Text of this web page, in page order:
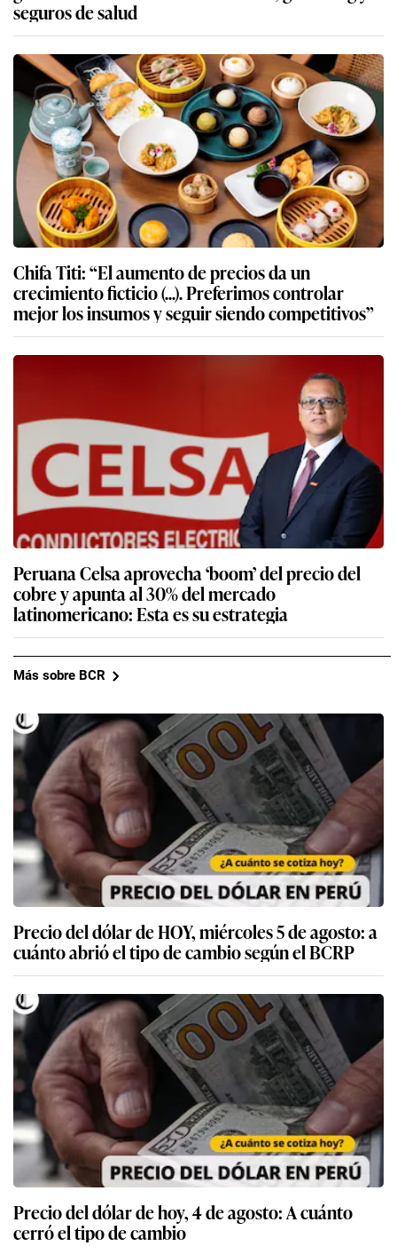
seguros de salud
Chifa Titi: “El aumento de precios da un
crecimiento ficticio (...). Preferimos controlar
mejor los insumos y seguir siendo competitivos”
Peruana Celsa aprovecha ‘boom’ del precio del
cobre y apunta al 30% del mercado
latinomericano: Esta es su estrategia
Más sobre BCR
Precio del dólar de HOY, miércoles 5 de agosto: a
cuánto abrió el tipo de cambio según el BCRP
Precio del dólar de hoy, 4 de agosto: A cuánto
cerró el tipo de cambio